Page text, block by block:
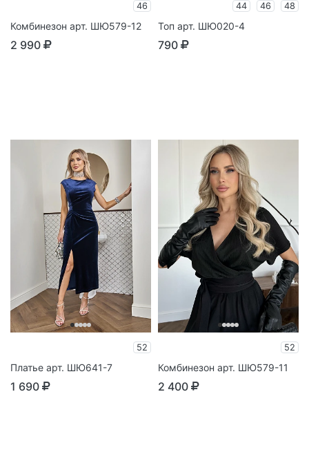
46
Комбинезон арт. ШЮ579-12
2 990
44 46 48
Топ арт. ШЮ020-4
790
52
Платье арт. ШЮ641-7
1 690
52
Комбинезон арт. ШЮ579-11
2 400